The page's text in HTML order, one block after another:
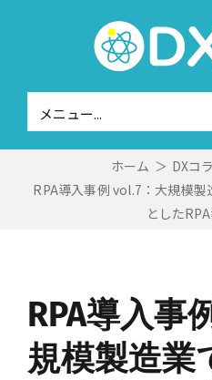
メニュー...
ホーム ＞ DXコ
RPA導入事例 vol.7：大規模
とした
RPA導入事
規模製造業